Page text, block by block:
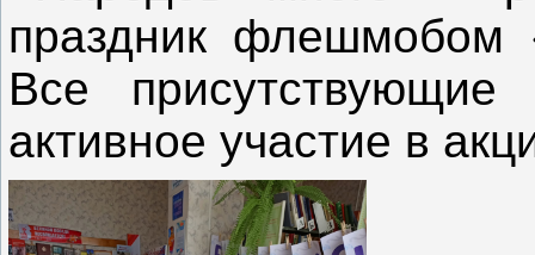
праздник
Все
активное участие в